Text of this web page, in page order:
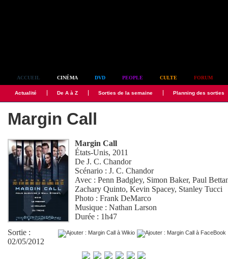
ACCUEIL CINÉMA DVD PEOPLE CULTE FORUM
Actualité De A à Z Sorties de la semaine Planning des sorties
Margin Call
Margin Call
États-Unis, 2011
DeJ. C. Chandor
Scénario :J. C. Chandor
Avec :Penn Badgley, Simon Baker,Paul
Zachary Quinto,Kevin Spacey, Stanley Tucci
Photo :Frank DeMarco
Musique :Nathan Larson
Durée : 1h47
Sortie :
02/05/2012